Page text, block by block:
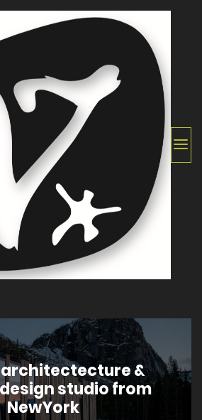
architectecture &
studio from
NewYork